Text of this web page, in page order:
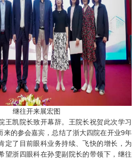
继往开来展宏图
凯院长致开幕辞。王院长祝贺此次学习
来的参会嘉宾，总结了浙大四院在开业9年
定了目前眼科业务持续、飞快的增长，为
望浙四眼科在孙雯副院长的带领下，继往